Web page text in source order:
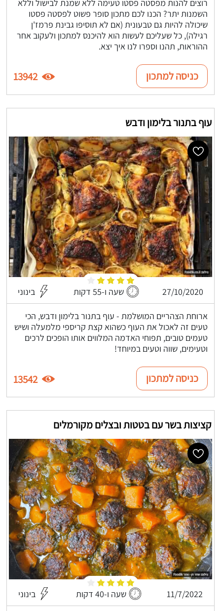
רוצים להנות מפסטה פסטו טעימה ללא שמנת לבישול וללא
השמנות יתר? הכנו לכם מתכון סופר פשוט לפסטה פסטו
שיכולה להיות גם טבעונית (אם לא תוסיפו גבינת פרמז'ן
רגילה), כל שעליכם לעשות הוא להיכנס למתכון ולעקוב אחר
ההוראות, תהנו וספרו לנו איך יצא.
כניסה למתכון 13942
עוף בתנור בלימון ודבש
27/10/2020 שעה ו-55 דקות בינוני
ארוחת הצהריים המושלמת - עוף בתנור בלימון ודבש, הכי
טעים זה לאכול את העוף כשהוא קצת קריספי מלמעלה ושיש
טעמים טובים, תפוחי האדמה המלווים אותו הופכים לרכים
וטעימים, שווה וטעים במיוחד!
כניסה למתכון 13542
קציצות בשר עם בטטות ובצלים מקורמלים
11/7/2022 שעה ו-40 דקות בינוני